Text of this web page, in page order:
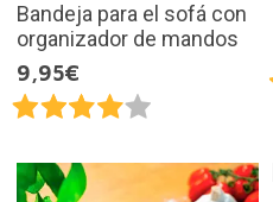
Bandeja para el sofá con
organizador de mandos
9,95€